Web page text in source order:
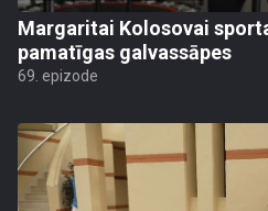
Margaritai Kolosovai
pamatīgas galvassāpes
69. epizode